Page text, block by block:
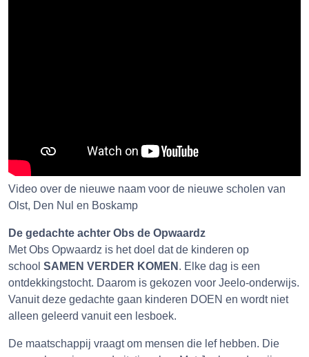
Video over de nieuwe naam voor de nieuwe scholen van
Olst, Den Nul en Boskamp
De gedachte achter Obs de Opwaardz
Met Obs Opwaardz is het doel dat de kinderen op
school SAMEN VERDER KOMEN . Elke dag is een
ontdekkingstocht. Daarom is gekozen voor Jeelo-onderwijs.
Vanuit deze gedachte gaan kinderen DOEN en wordt niet
alleen geleerd vanuit een lesboek.
De maatschappij vraagt om mensen die lef hebben. Die